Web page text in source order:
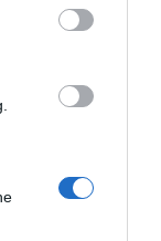
σχεδιασμό
από
μικροέπιπλα
για να